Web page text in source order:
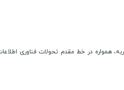
ممکن راهنمایی‌ های لازم را در
همواره در خط مقدم تحولات فناوری